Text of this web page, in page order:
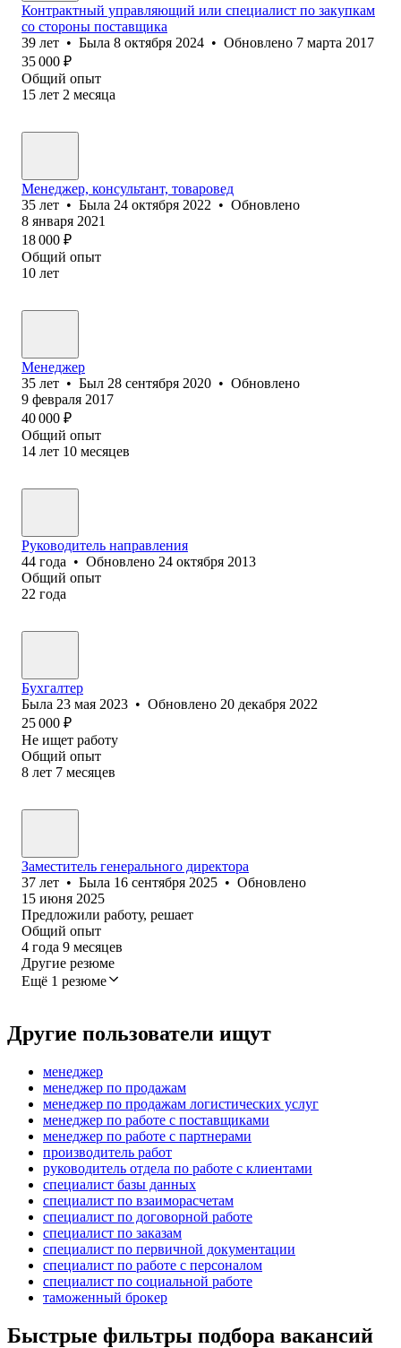
Контрактный управляющий или специалист по закупкам
со стороны поставщика
39 лет • Была 8 октября 2024 • Обновлено 7 марта 2017
35 000 ₽
Общий опыт
15 лет 2 месяца
Менеджер, консультант, товаровед
35 лет • Была 24 октября 2022 • Обновлено
8 января 2021
18 000 ₽
Общий опыт
10 лет
Менеджер
35 лет • Был 28 сентября 2020 • Обновлено
9 февраля 2017
40 000 ₽
Общий опыт
14 лет 10 месяцев
Руководитель направления
44 года • Обновлено 24 октября 2013
Общий опыт
22 года
Бухгалтер
Была 23 мая 2023 • Обновлено 20 декабря 2022
25 000 ₽
Не ищет работу
Общий опыт
8 лет 7 месяцев
Заместитель генерального директора
37 лет • Была 16 сентября 2025 • Обновлено
15 июня 2025
Предложили работу, решает
Общий опыт
4 года 9 месяцев
Другие резюме
Ещё 1 резюме
Другие пользователи ищут
менеджер
менеджер по продажам
менеджер по продажам логистических услуг
менеджер по работе с поставщиками
менеджер по работе с партнерами
производитель работ
руководитель отдела по работе с клиентами
специалист базы данных
специалист по взаиморасчетам
специалист по договорной работе
специалист по заказам
специалист по первичной документации
специалист по работе с персоналом
специалист по социальной работе
таможенный брокер
Быстрые фильтры подбора вакансий